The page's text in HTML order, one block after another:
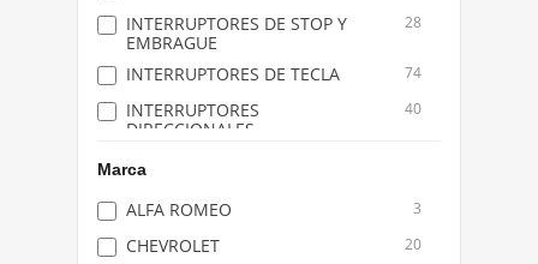
INTERRUPTORES DE STOP Y
EMBRAGUE
28
INTERRUPTORES DE TECLA 74
INTERRUPTORES
DIRECCIONALES
40
BOCINAS
LLAVES CONMUTADORAS 125
PALANCAS DE GIRO Y GUIÑO DE
10
Marca
ALFA ROMEO 3
CHEVROLET 20